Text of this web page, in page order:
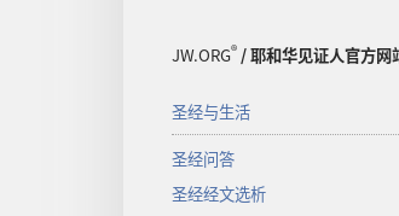
JW.ORG®/ 耶和华见证人官方网
圣经与生活
圣经问答
圣经经文选析